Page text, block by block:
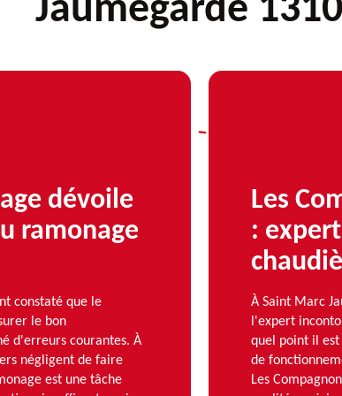
Jaumegarde
dévoile
ramonage
constaté que le
le bon
d'erreurs courantes. À
négligent de faire
est une tâche
Les
:
À Saint Marc
l'expert
quel point il
de
Les